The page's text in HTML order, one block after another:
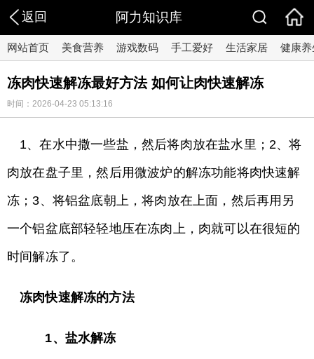
返回 阿力知识库
网站首页 美食营养 游戏数码 手工爱好 生活家居 健康养
冻肉快速解冻最好方法 如何让肉快速解冻
时间：2026-04-23 05:13:16
1、在水中撒一些盐，然后将肉放在盐水里；2、将
肉放在盘子里，然后用微波炉的解冻功能将肉快速解
冻；3、将铝盆底朝上，将肉放在上面，然后再用另
一个铝盆底部轻轻地压在冻肉上，肉就可以在很短的
时间解冻了。
冻肉快速解冻的方法
1、盐水解冻